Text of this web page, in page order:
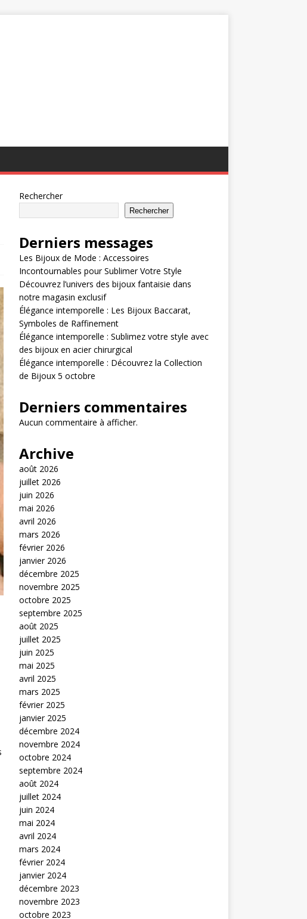
Rechercher
Rechercher
Derniers messages
Les Bijoux de Mode : Accessoires
Incontournables pour Sublimer Votre Style
Découvrez l’univers des bijoux fantaisie dans
notre magasin exclusif
Élégance intemporelle : Les Bijoux Baccarat,
Symboles de Raffinement
Élégance intemporelle : Sublimez votre style avec
des bijoux en acier chirurgical
Élégance intemporelle : Découvrez la Collection
de Bijoux 5 octobre
Derniers commentaires
Aucun commentaire à afficher.
Archive
août 2026
juillet 2026
juin 2026
mai 2026
avril 2026
mars 2026
février 2026
janvier 2026
décembre 2025
novembre 2025
octobre 2025
septembre 2025
août 2025
juillet 2025
juin 2025
mai 2025
avril 2025
mars 2025
février 2025
janvier 2025
décembre 2024
novembre 2024
octobre 2024
septembre 2024
août 2024
juillet 2024
juin 2024
mai 2024
avril 2024
mars 2024
février 2024
janvier 2024
décembre 2023
novembre 2023
octobre 2023